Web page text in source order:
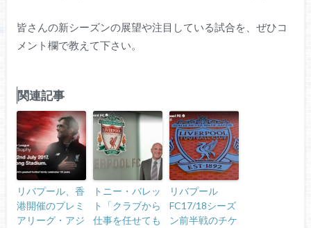
皆さんの新シーズンの展望や注目している試合を、ぜひコ
メント欄で教えて下さい。
関連記事
リバプール、香
港開催のプレミ
アリーグ・アジ
トニー・バレッ
ト「クラブから
仕事を任せても
リバプール
FC17/18シーズ
ン前半戦のチケ